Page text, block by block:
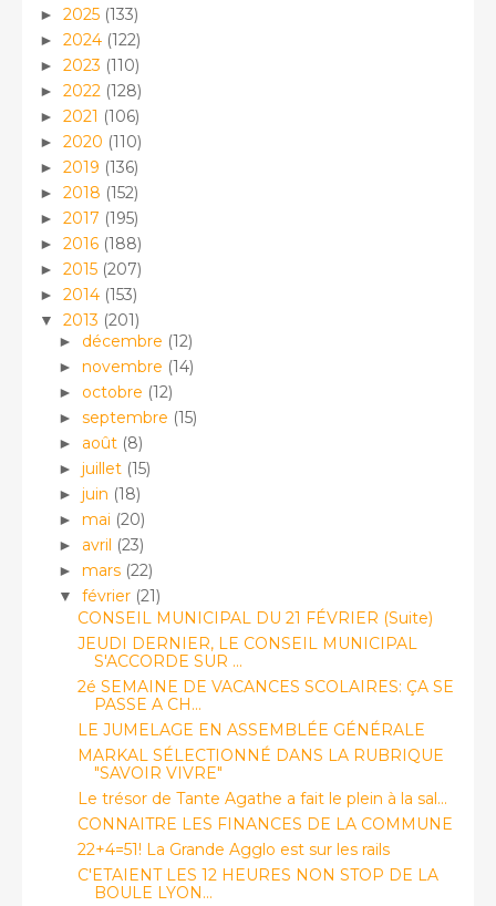
► 2025 (133)
► 2024 (122)
► 2023 (110)
► 2022 (128)
► 2021 (106)
► 2020 (110)
► 2019 (136)
► 2018 (152)
► 2017 (195)
► 2016 (188)
► 2015 (207)
► 2014 (153)
▼ 2013 (201)
► décembre (12)
► novembre (14)
► octobre (12)
► septembre (15)
► août (8)
► juillet (15)
► juin (18)
► mai (20)
► avril (23)
► mars (22)
▼ février (21)
CONSEIL MUNICIPAL DU 21 FÉVRIER (Suite)
JEUDI DERNIER, LE CONSEIL MUNICIPAL
S'ACCORDE SUR ...
2é SEMAINE DE VACANCES SCOLAIRES: ÇA SE
PASSE A CH...
LE JUMELAGE EN ASSEMBLÉE GÉNÉRALE
MARKAL SÉLECTIONNÉ DANS LA RUBRIQUE
"SAVOIR VIVRE"
Le trésor de Tante Agathe a fait le plein à la sal...
CONNAITRE LES FINANCES DE LA COMMUNE
22+4=51! La Grande Agglo est sur les rails
C'ETAIENT LES 12 HEURES NON STOP DE LA
BOULE LYON...